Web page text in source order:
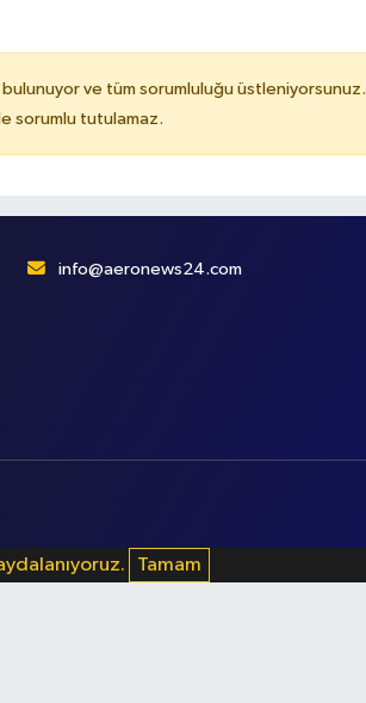
bulunuyor ve tüm sorumluluğu üstleniyorsunuz.
sorumlu tutulamaz.
info@aeronews24.com
Tamam